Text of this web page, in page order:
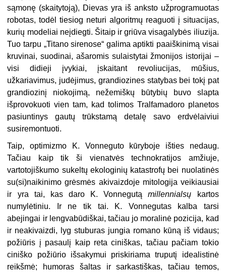
sąmonę (skaitytoją), Dievas yra iš anksto užprogramuotas
robotas, todėl tiesiog neturi algoritmų reaguoti į situacijas,
kurių modeliai neįdiegti. Šitaip ir griūva visagalybės iliuzija.
Tuo tarpu „Titano sirenose“ galima aptikti paaiškinimą visai
kruvinai, suodinai, ašaromis sulaistytai žmonijos istorijai –
visi didieji įvykiai, įskaitant revoliucijas, mūšius,
užkariavimus, judėjimus, grandiozines statybas bei tokį pat
grandiozinį niokojimą, nežemiškų būtybių buvo slapta
išprovokuoti vien tam, kad tolimos Tralfamadoro planetos
pasiuntinys gautų trūkstamą detalę savo erdvėlaiviui
susiremontuoti.
Taip, optimizmo K. Vonneguto kūryboje išties nedaug.
Tačiau kaip tik ši vienatvės technokratijos amžiuje,
vartotojiškumo sukeltų ekologinių katastrofų bei nuolatinės
su(si)naikinimo grėsmės akivaizdoje mitologija veikiausiai
ir yra tai, kas daro K. Vonnegutąmillennialsų kartos
numylėtiniu. Ir ne tik tai. K. Vonnegutas kalba tarsi
abejingai ir lengvabūdiškai, tačiau jo moralinė pozicija, kad
ir neakivaizdi, lyg stuburas jungia romano kūną iš vidaus;
požiūris į pasaulį kaip reta ciniškas, tačiau pačiam tokio
ciniško požiūrio išsakymui priskiriama truputį idealistinė
reikšmė; humoras šaltas ir sarkastiškas, tačiau temos,